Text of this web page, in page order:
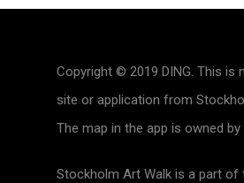
Copyright © 2019 DING. This is
site or application from
The map in the app is owned by
Stockholm Art Walk is a part of